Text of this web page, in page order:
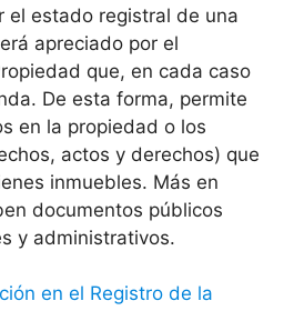
el estado registral de una
apreciado por el
que, en cada caso
De esta forma, permite
en la propiedad o los
actos y derechos) que
inmuebles. Más en
documentos públicos
y administrativos.
en el Registro de la